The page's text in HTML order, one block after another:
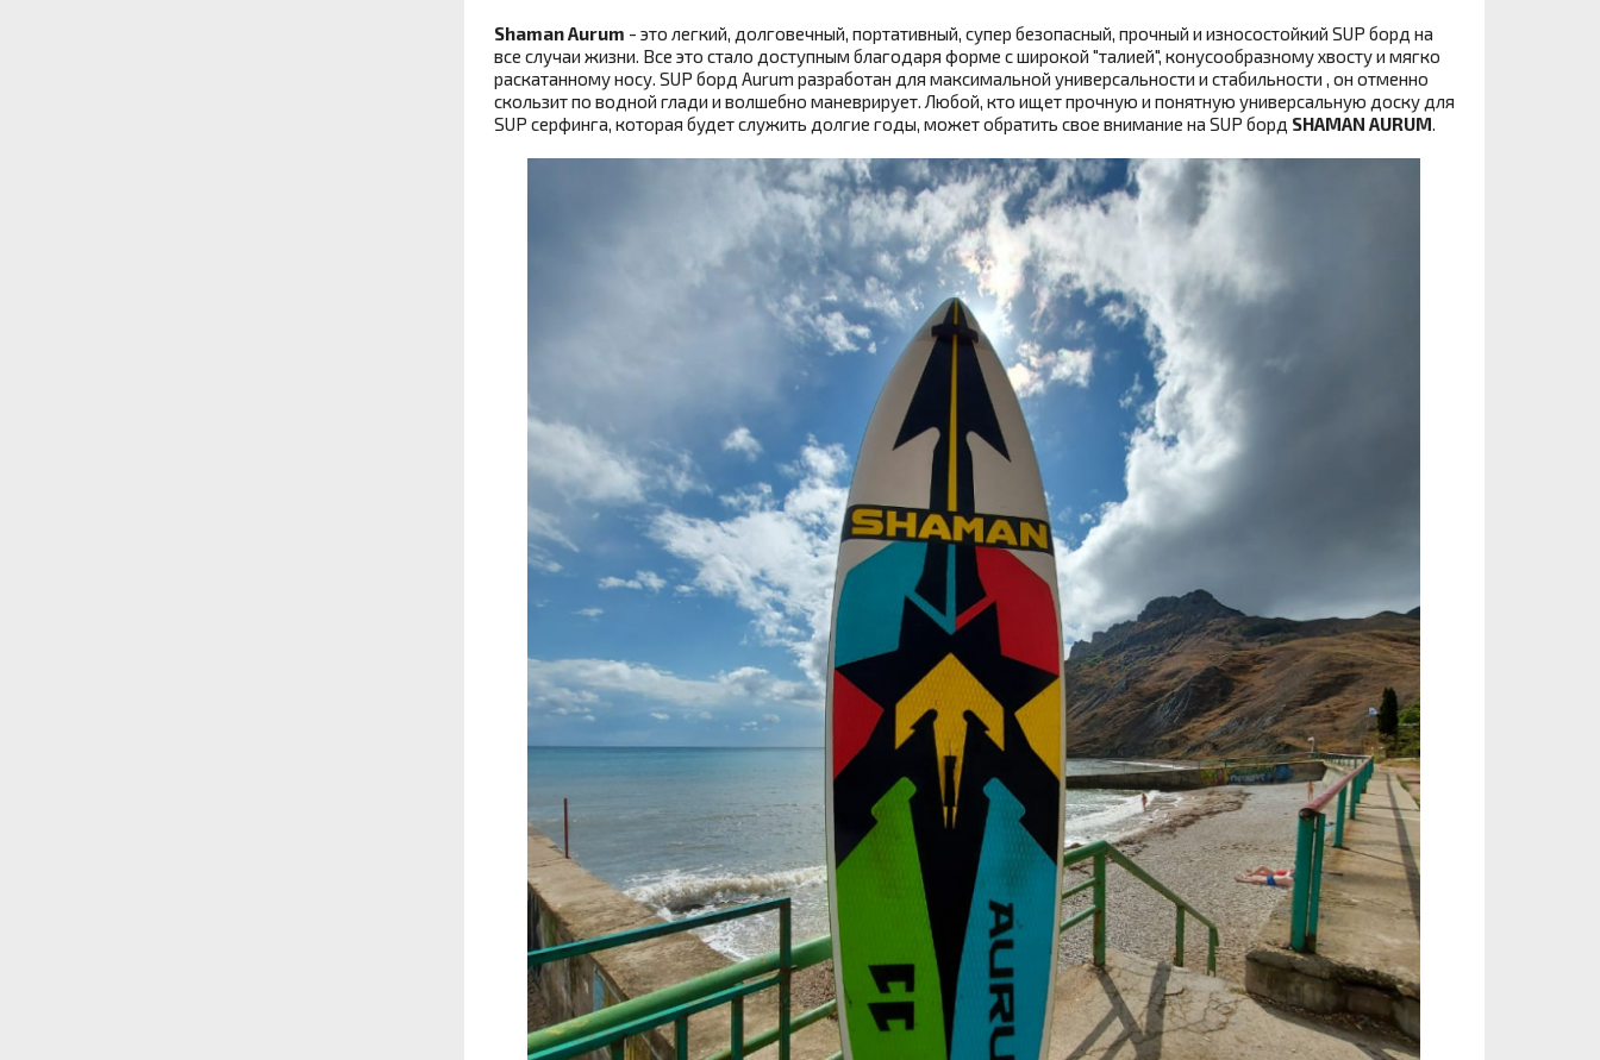
Shaman Aurum - это легкий, долговечный, портативный, супер безопасный, прочный и износостойкий SUP борд на
все случаи жизни. Все это стало доступным благодаря форме с широкой "талией", конусообразному хвосту и мягко
раскатанному носу. SUP борд Aurum разработан для максимальной универсальности и стабильности , он отменно
скользит по водной глади и волшебно маневрирует. Любой, кто ищет прочную и понятную универсальную доску для
SUP серфинга, которая будет служить долгие годы, может обратить свое внимание на SUP борд SHAMAN AURUM.